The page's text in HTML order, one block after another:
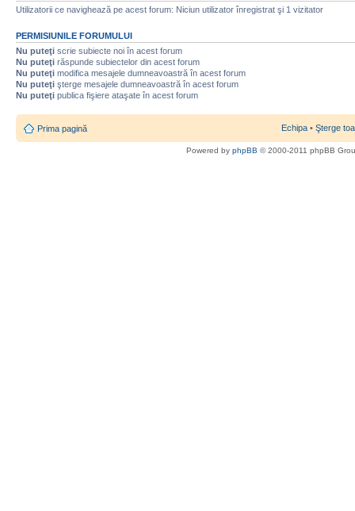
Utilizatorii ce navighează pe acest forum: Niciun utilizator înregistrat şi 1 vizitator
PERMISIUNILE FORUMULUI
Nu puteţi scrie subiecte noi în acest forum
Nu puteţi răspunde subiectelor din acest forum
Nu puteţi modifica mesajele dumneavoastră în acest forum
Nu puteţi şterge mesajele dumneavoastră în acest forum
Nu puteţi publica fişiere ataşate în acest forum
Prima pagină Echipa • Şterge
Powered by phpBB © 2000-2011 phpBB